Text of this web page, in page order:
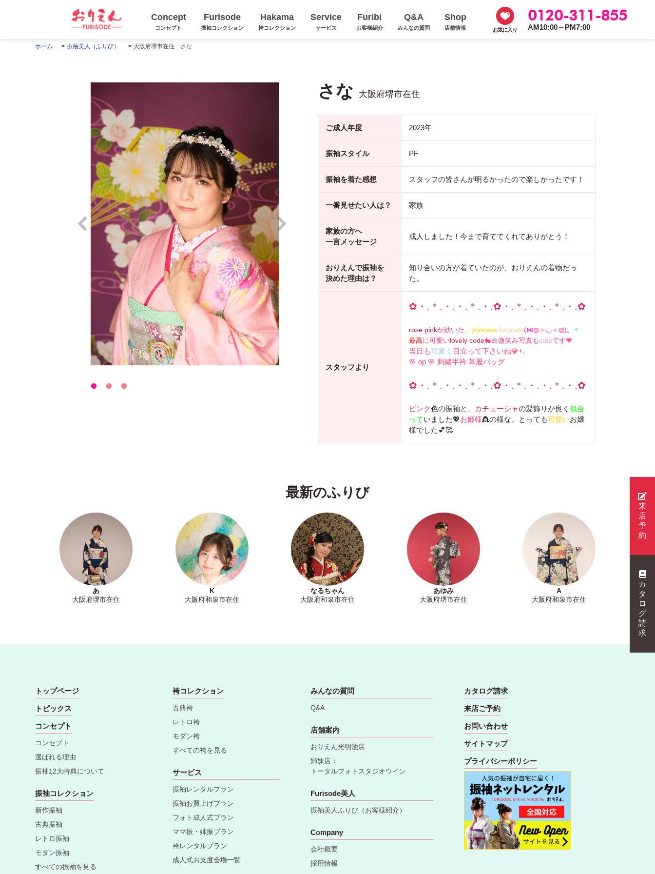
Concept
コンセプト
Furisode
振袖コレクション
Hakama
袴コレクション
Service
サービス
Furibi
お客様紹介
Q&A
みんなの質問
Shop
店舗情報 お気に入り
0120-311-855
AM10:00～PM7:00
ホーム 振袖美人（ふりび） 大阪府堺市在住 さな
さな 大阪府堺市在住
ご成人年度 2023年
振袖スタイル PF
振袖を着た感想 スタッフの皆さんが明るかったので楽しかったです！
一番見せたい人は？ 家族
家族の方へ
一言メッセージ
成人しました！今まで育ててくれてありがとう！
おりえんで振袖を
決めた理由は？
知り合いの方が着ていたのが、おりえんの着物だっ
た。
スタッフより
✿・. ＊ .・.・. ＊ .・.✿・. ＊ .・.・. ＊ .・.✿
rose pinkが効いた、 princess furisode(⋈◍＞◡＜◍)。 ✧
最高に可愛いlovely code🐇🎀微笑み写真もcuteです💗
当日も可愛く 目立って下さいね💎+.
🌸 op 🌸 刺繡半衿 草履バッグ
✿・. ＊ .・.・. ＊ .・.✿・. ＊ .・.・. ＊ .・.✿
ピンク色の振袖と、 カチューシャの髪飾りが良く 似合
っていました💖お姫様👸の様な、とっても可愛いお嬢
様でした💕🥰
最新のふりび
あ
大阪府堺市在住
K
大阪府和泉市在住
なるちゃん
大阪府和泉市在住
あゆみ
大阪府堺市在住
A
大阪府和泉市在住
トップページ
トピックス
コンセプト
コンセプト
選ばれる理由
振袖12大特典について
振袖コレクション
新作振袖
古典振袖
レトロ振袖
モダン振袖
すべての振袖を見る
袴コレクション
古典袴
レトロ袴
モダン袴
すべての袴を見る
サービス
振袖レンタルプラン
振袖お買上げプラン
フォト成人式プラン
ママ振・姉振プラン
袴レンタルプラン
成人式お支度会場一覧
みんなの質問
Q&A
店舗案内
おりえん光明池店
姉妹店：
トータルフォトスタジオウイン
Furisode美人
振袖美人ふりび（お客様紹介）
Company
会社概要
採用情報
カタログ請求
来店ご予約
お問い合わせ
サイトマップ
プライバシーポリシー
来
店
予
約
カ
タ
ロ
グ
請
求